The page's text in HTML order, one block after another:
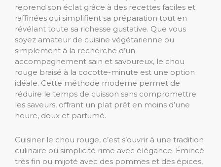
reprend son éclat grâce à des recettes faciles et
raffinées qui simplifient sa préparation tout en
révélant toute sa richesse gustative. Que vous
soyez amateur de cuisine végétarienne ou
simplement à la recherche d’un
accompagnement sain et savoureux, le chou
rouge braisé à la cocotte-minute est une option
idéale. Cette méthode moderne permet de
réduire le temps de cuisson sans compromettre
les saveurs, offrant un plat prêt en moins d’une
heure, doux et parfumé.
Cuisiner le chou rouge, c’est s’ouvrir à une tradition
culinaire où simplicité rime avec élégance. Émincé
très fin ou mijoté avec des pommes et des épices,